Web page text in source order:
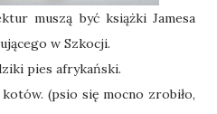
muszą być książki Jamesa
w Szkocji.
pies afrykański.
(psio się mocno zrobiło,